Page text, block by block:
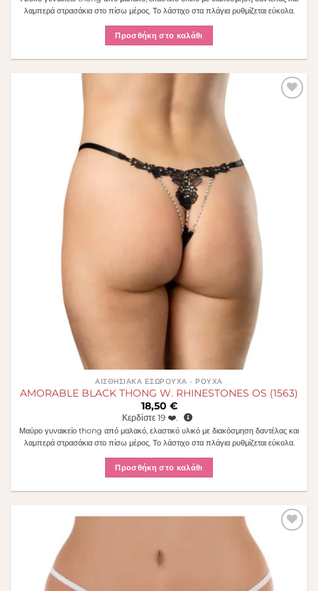
λαμπερά στρασάκια στο πίσω μέρος. Το λάστιχο στα πλάγια ρυθμίζεται εύκολα.
Προσθήκη στο καλάθι
ΑΙΣΘΗΣΙΑΚΆ ΕΣΏΡΟΥΧΑ - ΡΟΎΧΑ
AMORABLE BLACK THONG W. RHINESTONES OS (1563)
18,50 €
Κερδίστε 19 ❤️.
Μαύρο γυναικείο thong από μαλακό, ελαστικό υλικό με διακόσμηση δαντέλας και
λαμπερά στρασάκια στο πίσω μέρος. Το λάστιχο στα πλάγια ρυθμίζεται εύκολα.
Προσθήκη στο καλάθι
στην λίστα
επιθυμιών